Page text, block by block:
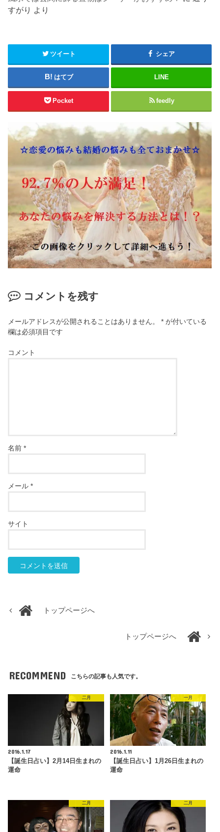
すがり より
ツイート シェア
はてブ LINE
Pocket feedly
コメントを残す
メールアドレスが公開されることはありません。 * が付いている
欄は必須項目です
コメント
名前*
メール*
サイト
トップページへ
トップページへ
RECOMMEND こちらの記事も人気です。
二月
2016.1.17
【誕生日占い】2月14日生まれの
運命
一月
2016.1.11
【誕生日占い】1月26日生まれの
運命
二月 二月